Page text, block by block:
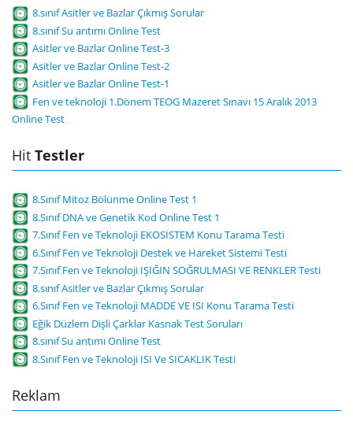
8.sınıf Asitler ve Bazlar Çıkmış Sorular
8.sınıf Su arıtımı Online Test
Asitler ve Bazlar Online Test-3
Asitler ve Bazlar Online Test-2
Asitler ve Bazlar Online Test-1
Fen ve teknoloji 1.Dönem TEOG Mazeret Sınavı 15 Aralık 2013
Online Test
Hit Testler
8.Sınıf Mitoz Bölünme Online Test 1
8.Sınıf DNA ve Genetik Kod Online Test 1
7.Sınıf Fen ve Teknoloji EKOSİSTEM Konu Tarama Testi
6.Sınıf Fen ve Teknoloji Destek ve Hareket Sistemi Testi
7.Sınıf Fen ve Teknoloji IŞIĞIN SOĞRULMASI VE RENKLER Testi
8.sınıf Asitler ve Bazlar Çıkmış Sorular
6.Sınıf Fen ve Teknoloji MADDE VE ISI Konu Tarama Testi
Eğik Düzlem Dişli Çarklar Kasnak Test Soruları
8.sınıf Su arıtımı Online Test
8.Sınıf Fen ve Teknoloji ISI Ve SICAKLIK Testi
Reklam